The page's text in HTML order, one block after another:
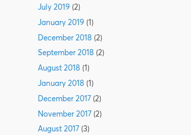
July 2019 (2)
January 2019 (1)
December 2018 (2)
September 2018 (2)
August 2018 (1)
January 2018 (1)
December 2017 (2)
November 2017 (2)
August 2017 (3)